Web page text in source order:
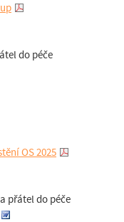
do péče
OS 2025
přátel do péče